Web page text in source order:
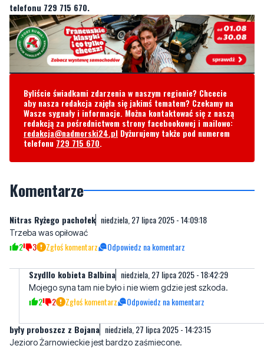
telefonu 729 715 670.
Byliście świadkami zdarzenia w naszym regionie? Chcecie
aby nasza redakcja zajęła się jakimś tematem? Czekamy na
Wasze sygnały i informacje. Można kontaktować się z naszą
redakcją za pośrednictwem strony facebookowej i mailowo:
redakcja@nadmorski24.pl Dyżurujemy także pod numerem
telefonu 729 715 670.
Komentarze
Nitras Ryżego pachołek niedziela, 27 lipca 2025 - 14:09:18
Trzeba was opiłować
2 3 Zgłoś komentarz Odpowiedz na komentarz
Szydllo kobieta Balbina niedziela, 27 lipca 2025 - 18:42:29
Mojego syna tam nie było i nie wiem gdzie jest szkoda.
2 2 Zgłoś komentarz Odpowiedz na komentarz
były proboszcz z Bojana niedziela, 27 lipca 2025 - 14:23:15
Jezioro Żarnowieckie jest bardzo zaśmiecone.